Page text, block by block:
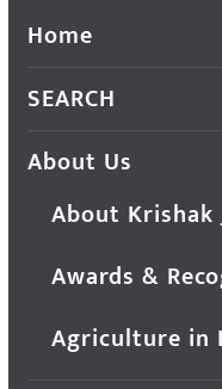
Home
SEARCH
About Us
About Krishak
Awards &
Agriculture in